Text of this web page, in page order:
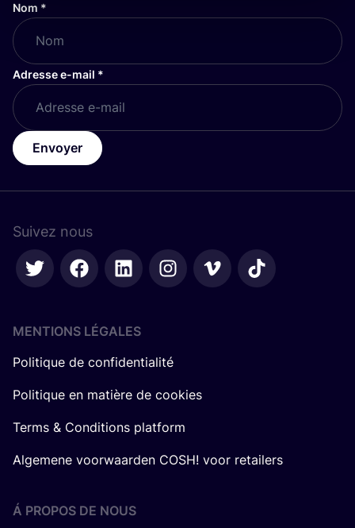
Nom *
Adresse e-mail *
Envoyer
Suivez nous
MENTIONS LÉGALES
Politique de confidentialité
Politique en matière de cookies
Terms & Conditions platform
Algemene voorwaarden COSH! voor retailers
Á PROPOS DE NOUS